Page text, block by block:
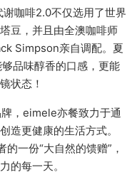
咖啡2.0不仅选用了世界
豆，并且由全澳咖啡师
Simpson亲自调配。夏
品味醇香的口感，更能
状态！
，eimele亦餐致力于通
造更健康的生活方式。
一份“大自然的馈赠”，
的每一天。